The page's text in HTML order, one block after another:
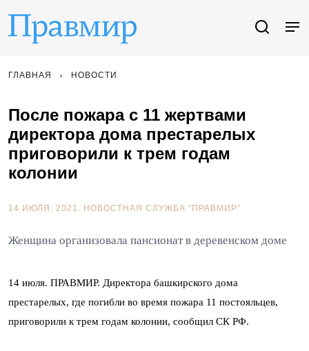
ГЛАВНАЯ НОВОСТИ
После пожара с 11 жертвами
директора дома престарелых
приговорили к трем годам
колонии
14 ИЮЛЯ, 2021. НОВОСТНАЯ СЛУЖБА "ПРАВМИР"
Женщина организовала пансионат в деревенском доме
14 июля. ПРАВМИР. Директора башкирского дома
престарелых, где погибли во время пожара 11 постояльцев,
приговорили к трем годам колонии, сообщил СК РФ.